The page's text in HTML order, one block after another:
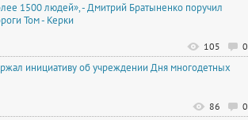
1500 людей», - Дмитрий Братыненко поручил
Том - Керки
0
105
инициативу об учреждении Дня многодетных
0
86